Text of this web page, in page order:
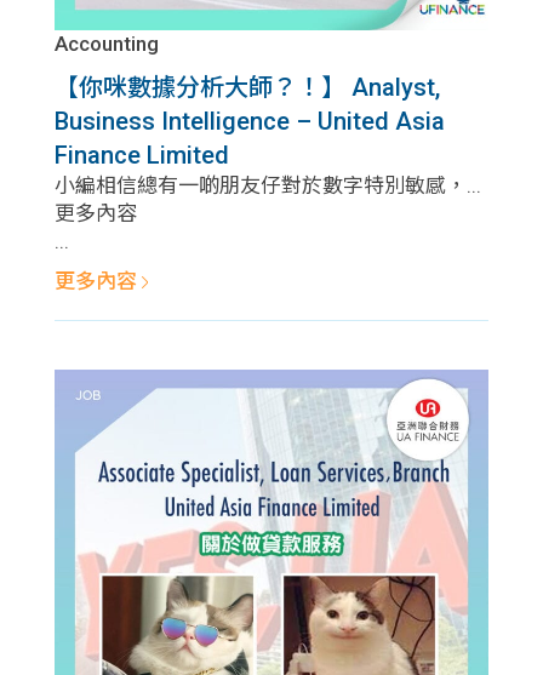
計數
機
Gui
de
學生
貸款
Accounting
【你咪數據分析大師？！】 Analyst,
Business Intelligence – United Asia
Finance Limited
小編相信總有一啲朋友仔對於數字特別敏感，...
更多內容
...
更多內容